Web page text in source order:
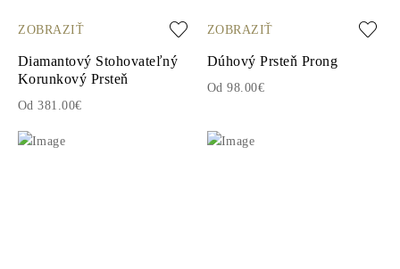
ZOBRAZIŤ
Diamantový Stohovateľný
Korunkový Prsteň
Od 381.00€
ZOBRAZIŤ
Dúhový Prsteň Prong
Od 98.00€